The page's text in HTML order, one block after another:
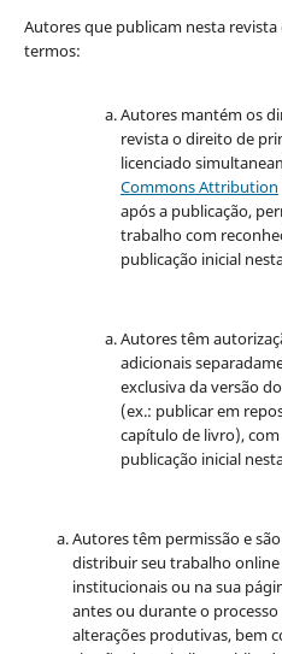
Autores que publicam nesta
termos:
Autores mantém os
revista o direito de
licenciado
Commons Attribution
após a publicação,
trabalho com
publicação inicial
Autores têm
adicionais
exclusiva da versão
(ex.: publicar em
capítulo de livro),
publicação inicial
Autores têm permissão e
distribuir seu trabalho
institucionais ou na sua
antes ou durante o
alterações produtivas, bem